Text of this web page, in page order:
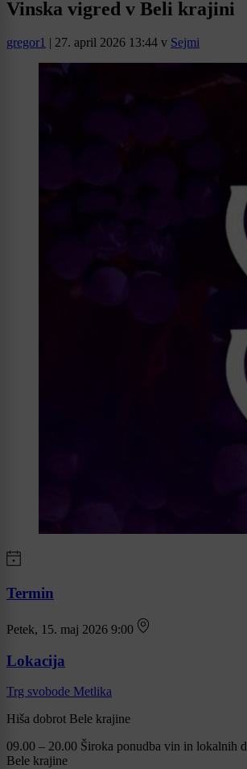
Vinska vigred v Beli krajini
gregor1 | 27. april 2026 13:44 v Sejmi
Termin
Petek, 15. maj 2026 9:00
Lokacija
Trg svobode Metlika
Hiša dobrot Bele krajine
09.00 – 20.00 Široka ponudba vin in lokalnih
Bele krajine